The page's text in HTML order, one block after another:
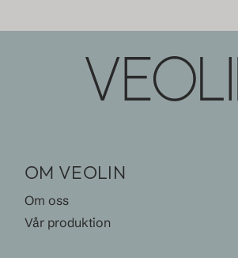
OM VEOLIN
Om oss
Vår produktion